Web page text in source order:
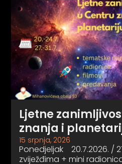
Ljetne
znanja i
15 srpnja, 2026
Ponedjeljak 20.7.2026. /
zviježđima + mini